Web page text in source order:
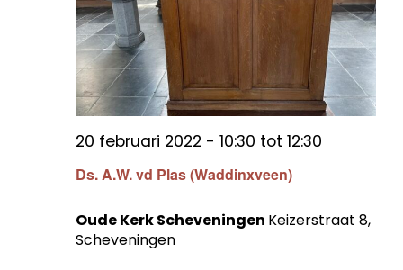
Ds. A.W. vd Plas (Waddinxveen)
20 februari 2022 - 10:30 tot 12:30
Oude Kerk Scheveningen Keizerstraat 8,
Scheveningen